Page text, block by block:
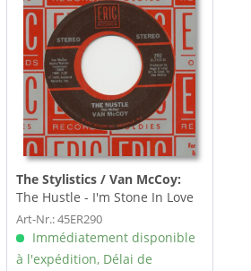
The Stylistics / Van McCoy:
The Hustle - I'm Stone In Love
With You (7inch,...
Art-Nr.: 45ER290
Immédiatement disponible
à l'expédition, Délai de